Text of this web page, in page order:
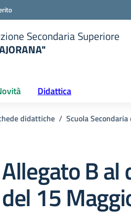
Secondaria Superiore
Didattica
didattiche Scuola
Allegato B
del 15